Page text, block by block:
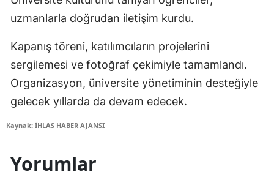
uzmanlarla doğrudan iletişim kurdu.
Kapanış töreni, katılımcıların projelerini
sergilemesi ve fotoğraf çekimiyle tamamlandı.
Organizasyon, üniversite yönetiminin desteğiyle
gelecek yıllarda da devam edecek.
Kaynak: İHLAS HABER AJANSI
Yorumlar